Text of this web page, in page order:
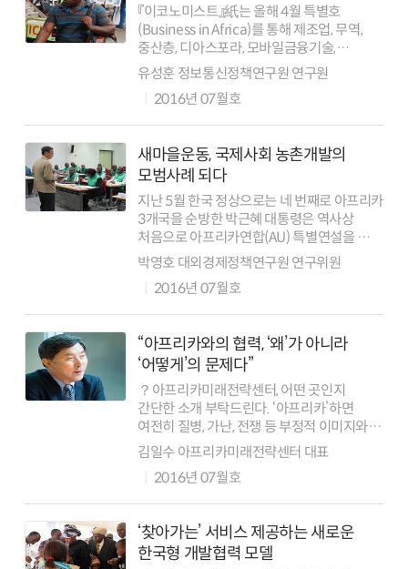
『이코노미스트』紙는 올해 4월 특별호
(Business in Africa)를 통해 제조업, 무역,
중산층, 디아스포라, 모바일금융기술,
전자상거래 등 총 10개 주제로 아프리카의
비즈니스 환경을 분석했다. 해당 호는 많은
장애요소와 위험성을 내포하고 있음에...
유성훈 정보통신정책연구원 연구원
2016년 07월호
새마을운동, 국제사회 농촌개발의
모범사례 되다
지난 5월 한국 정상으로는 네 번째로 아프리카
3개국을 순방한 박근혜 대통령은 역사상
처음으로 아프리카연합(AU) 특별연설을 통해
한국의 협력비전과 포괄적 협력방향을
제시했다. 그동안의 정상방문과는 달리
자원외교 등 특정현안에서 벗어나 경제, 개발,
박영호 대외경제정책연구원 연구위원
2016년 07월호
“아프리카와의 협력, ‘왜’가 아니라
‘어떻게’의 문제다”
？아프리카미래전략센터, 어떤 곳인지
간단한 소개 부탁드린다. ‘아프리카’하면
여전히 질병, 가난, 전쟁 등 부정적 이미지와
함께 4D(difficult, dirty, dangerous and
distant)의 대륙이라는 인식이 강할 것이다.
아프리카미래전...
김일수 아프리카미래전략센터 대표
2016년 07월호
‘찾아가는’ 서비스 제공하는 새로운
한국형 개발협력 모델